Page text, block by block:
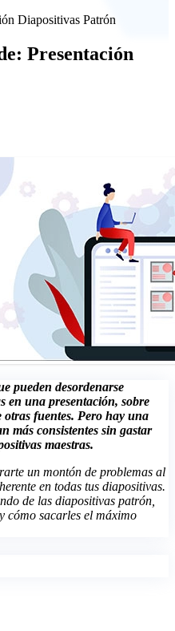
Diapositivas Patrón
Presentación
pueden desordenarse
en una presentación, sobre
otras fuentes. Pero hay una
más consistentes sin gastar
maestras.
un montón de problemas al
en todas tus diapositivas.
de las diapositivas patrón,
cómo sacarles el máximo